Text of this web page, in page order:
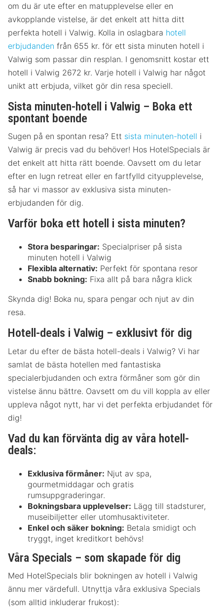
om du är ute efter en matupplevelse eller en
avkopplande vistelse, är det enkelt att hitta ditt
perfekta hotell i Valwig. Kolla in oslagbara hotell
erbjudanden från 655 kr. för ett sista minuten hotell i
Valwig som passar din resplan. I genomsnitt kostar ett
hotell i Valwig 2672 kr. Varje hotell i Valwig har något
unikt att erbjuda, vilket gör din resa speciell.
Sista minuten-hotell i Valwig – Boka ett
spontant boende
Sugen på en spontan resa? Ett sista minuten-hotell i
Valwig är precis vad du behöver! Hos HotelSpecials är
det enkelt att hitta rätt boende. Oavsett om du letar
efter en lugn retreat eller en fartfylld cityupplevelse,
så har vi massor av exklusiva sista minuten-
erbjudanden för dig.
Varför boka ett hotell i sista minuten?
Stora besparingar: Specialpriser på sista
minuten hotell i Valwig
Flexibla alternativ: Perfekt för spontana resor
Snabb bokning: Fixa allt på bara några klick
Skynda dig! Boka nu, spara pengar och njut av din
resa.
Hotell-deals i Valwig – exklusivt för dig
Letar du efter de bästa hotell-deals i Valwig? Vi har
samlat de bästa hotellen med fantastiska
specialerbjudanden och extra förmåner som gör din
vistelse ännu bättre. Oavsett om du vill koppla av eller
uppleva något nytt, har vi det perfekta erbjudandet för
dig!
Vad du kan förvänta dig av våra hotell-
deals:
Exklusiva förmåner: Njut av spa,
gourmetmiddagar och gratis
rumsuppgraderingar.
Bokningsbara upplevelser: Lägg till stadsturer,
museibiljetter eller utomhusaktiviteter.
Enkel och säker bokning: Betala smidigt och
tryggt, inget kreditkort behövs!
Våra Specials – som skapade för dig
Med HotelSpecials blir bokningen av hotell i Valwig
ännu mer värdefull. Utnyttja våra exklusiva Specials
(som alltid inkluderar frukost):